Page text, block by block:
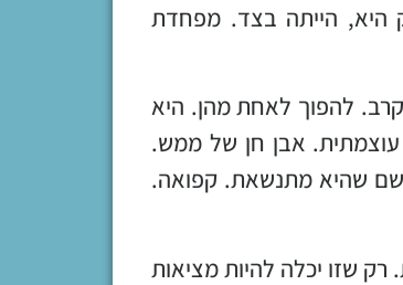
היא, הייתה בצד. מפחדת
להפוך לאחת מהן. היא
עוצמתית. אבן חן של ממש.
שהיא מתנשאת. קפואה.
שזו יכלה להיות מציאות